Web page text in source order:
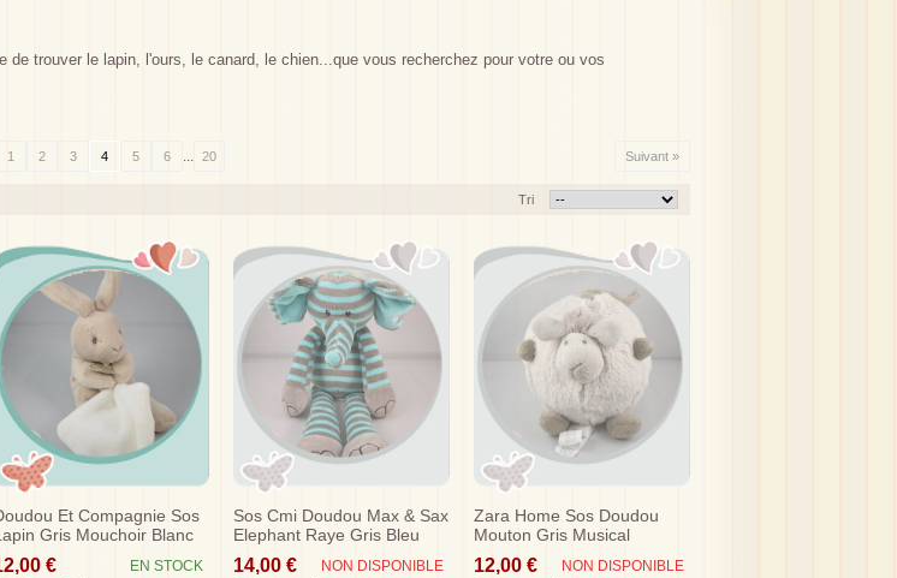
trouver le lapin, l'ours, le canard, le chien...que vous recherchez pour votre ou vos
1 2 3 4 5 6 ... 20 Suivant »
Tri
Et Compagnie Sos
Gris Mouchoir Blanc
Nuit Dc2818
€ EN STOCK
Sos Cmi Doudou Max & Sax
Elephant Raye Gris Bleu
14,00 € NON DISPONIBLE
Zara Home Sos Doudou
Mouton Gris Musical
12,00 € NON DISPONIBLE